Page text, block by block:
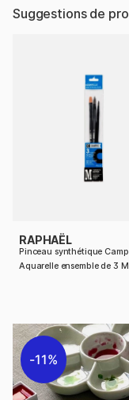
Suggestions de
RAPHAËL
Pinceau synthétique
Aquarelle ensemble de 3 M
11%